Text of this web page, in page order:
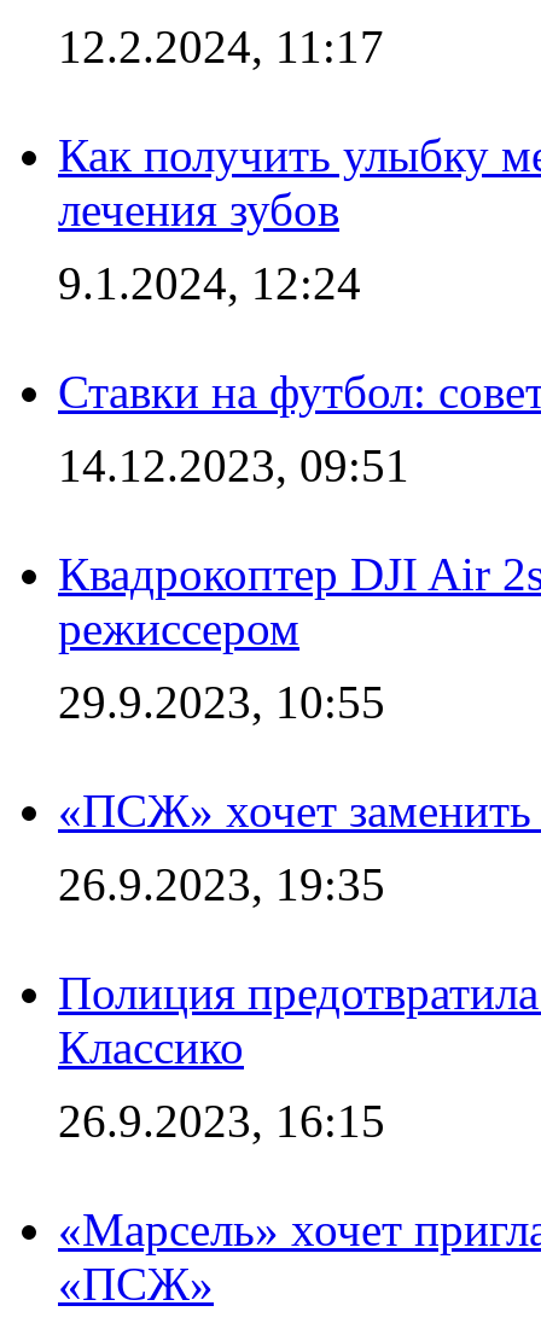
12.2.2024, 11:17
Как получить улыбку
лечения зубов
9.1.2024, 12:24
Ставки на футбол:
14.12.2023, 09:51
Квадрокоптер DJI Air
режиссером
29.9.2023, 10:55
«ПСЖ» хочет
26.9.2023, 19:35
Полиция
Классико
26.9.2023, 16:15
«Марсель» хочет
«ПСЖ»